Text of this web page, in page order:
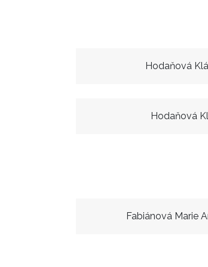
Hodaňová
Hodaňová
Fabiánová Marie